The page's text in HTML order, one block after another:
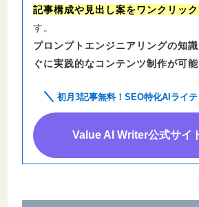
記事構成や見出し案をワンクリッ
す。
プロンプトエンジニアリングの知
ぐに実践的なコンテンツ制作が可能
初月3記事無料！SEO特化AIライ
Value AI Writer公式サイ